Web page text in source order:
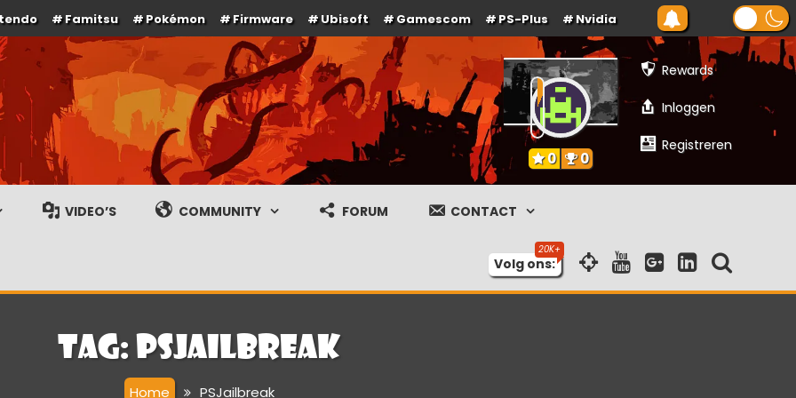
Famitsu Pokémon Firmware Ubisoft Gamescom PS-Plus Nvidia
gameplay streams
Rewards
Inloggen
Registreren
0 0
VIDEO’S COMMUNITY FORUM CONTACT
Volg ons:
Tag: PSJailbreak
Home PSJailbreak